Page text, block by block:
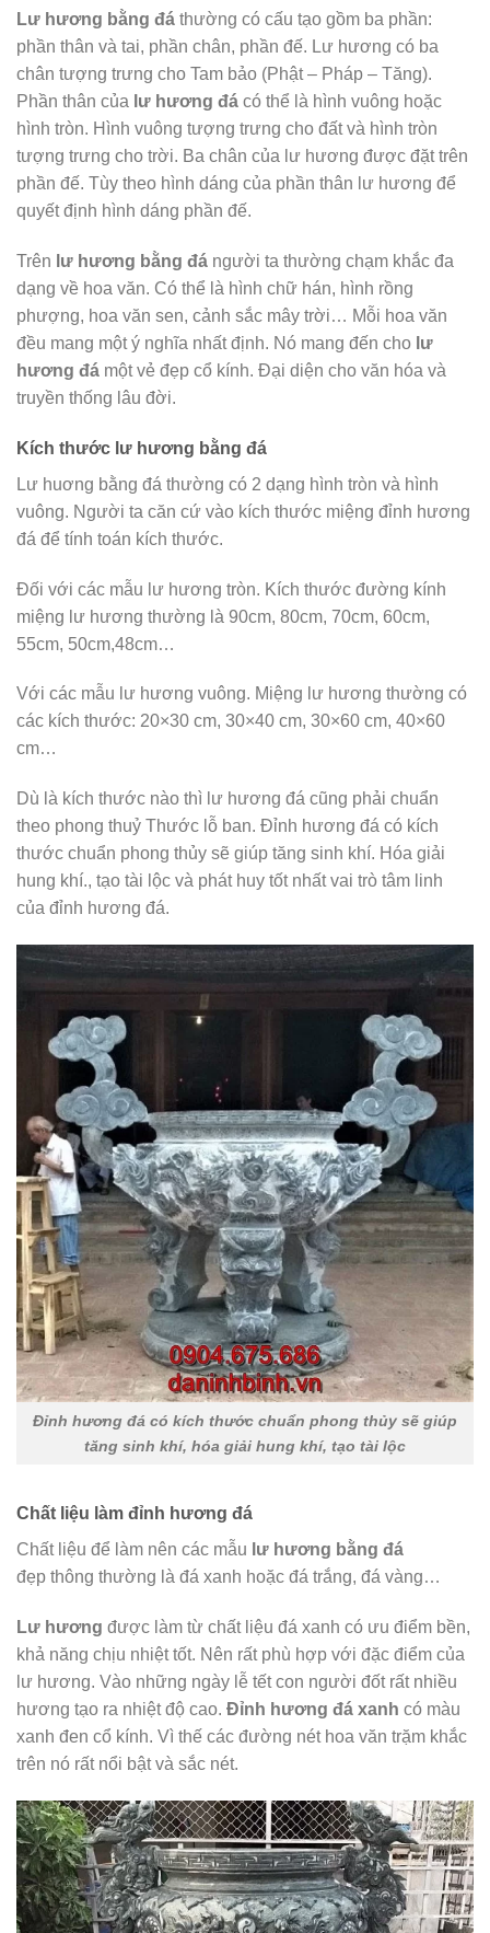
Lư hương bằng đá thường có cấu tạo gồm ba phần:
phần thân và tai, phần chân, phần đế. Lư hương có ba
chân tượng trưng cho Tam bảo (Phật – Pháp – Tăng).
Phần thân của lư hương đá có thể là hình vuông hoặc
hình tròn. Hình vuông tượng trưng cho đất và hình tròn
tượng trưng cho trời. Ba chân của lư hương được đặt trên
phần đế. Tùy theo hình dáng của phần thân lư hương để
quyết định hình dáng phần đế.
Trên lư hương bằng đá người ta thường chạm khắc đa
dạng về hoa văn. Có thể là hình chữ hán, hình rồng
phượng, hoa văn sen, cảnh sắc mây trời… Mỗi hoa văn
đều mang một ý nghĩa nhất định. Nó mang đến cho lư
hương đá một vẻ đẹp cổ kính. Đại diện cho văn hóa và
truyền thống lâu đời.
Kích thước lư hương bằng đá
Lư huơng bằng đá thường có 2 dạng hình tròn và hình
vuông. Người ta căn cứ vào kích thước miệng đỉnh hương
đá để tính toán kích thước.
Đối với các mẫu lư hương tròn. Kích thước đường kính
miệng lư hương thường là 90cm, 80cm, 70cm, 60cm,
55cm, 50cm,48cm…
Với các mẫu lư hương vuông. Miệng lư hương thường có
các kích thước: 20×30 cm, 30×40 cm, 30×60 cm, 40×60
cm…
Dù là kích thước nào thì lư hương đá cũng phải chuẩn
theo phong thuỷ Thước lỗ ban. Đỉnh hương đá có kích
thước chuẩn phong thủy sẽ giúp tăng sinh khí. Hóa giải
hung khí., tạo tài lộc và phát huy tốt nhất vai trò tâm linh
của đỉnh hương đá.
Đỉnh hương đá có kích thước chuẩn phong thủy sẽ giúp
tăng sinh khí, hóa giải hung khí, tạo tài lộc
Chất liệu làm đỉnh hương đá
Chất liệu để làm nên các mẫu lư hương bằng đá
đẹp thông thường là đá xanh hoặc đá trắng, đá vàng…
Lư hương được làm từ chất liệu đá xanh có ưu điểm bền,
khả năng chịu nhiệt tốt. Nên rất phù hợp với đặc điểm của
lư hương. Vào những ngày lễ tết con người đốt rất nhiều
hương tạo ra nhiệt độ cao. Đỉnh hương đá xanh có màu
xanh đen cổ kính. Vì thế các đường nét hoa văn trặm khắc
trên nó rất nổi bật và sắc nét.